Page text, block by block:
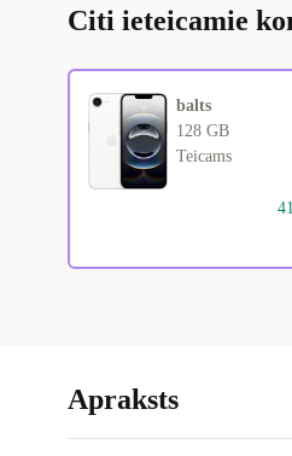
Citi ieteicamie
balts
128 GB
Teicams
Apraksts